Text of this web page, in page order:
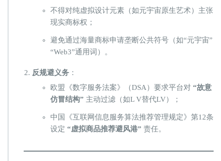
不得对纯虚拟设计元素（如元宇宙原生艺术）主张
现实商标权；
避免通过海量商标申请垄断公共符号（如“元宇宙”
“Web3”通用词）。
​反规避义务​ ​：
欧盟《数字服务法案》（DSA）要求平台对 ​ ​“故意
仿冒结构”​ ​ 主动过滤（如L V替代LV）；
中国《互联网信息服务算法推荐管理规定》第12条
设定 ​ ​“虚拟商品推荐避风港”​ ​ 责任。